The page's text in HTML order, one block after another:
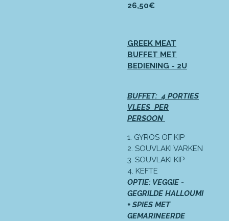
26,50€
GREEK MEAT
BUFFET MET
BEDIENING - 2U
BUFFET: 4 PORTIES
VLEES PER
PERSOON
1. GYROS OF KIP
2. SOUVLAKI VARKEN
3. SOUVLAKI KIP
4. KEFTE
OPTIE: VEGGIE -
GEGRILDE HALLOUMI
+ SPIES MET
GEMARINEERDE